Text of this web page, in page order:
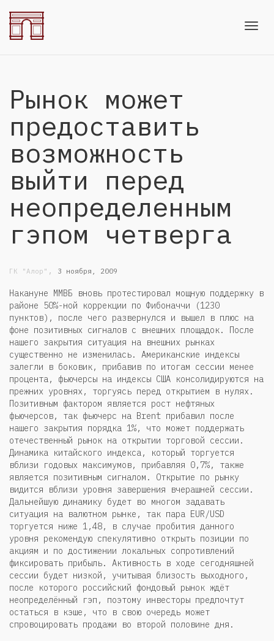
Рынок может
предоставить
возможность
выйти перед
неопределенным
гэпом четверга
ГК "Алор" , 3 ноября, 2009
Накануне ММВБ вновь протестировал мощную поддержку в
районе 50%-ной коррекции по Фибоначчи (1230
пунктов), после чего развернулся и вышел в плюс на
фоне позитивных сигналов с внешних площадок. После
нашего закрытия ситуация на внешних рынках
существенно не изменилась. Американские индексы
залегли в боковик, прибавив по итогам сессии менее
процента, фьючерсы на индексы США консолидируются на
прежних уровнях, торгуясь перед открытием в нулях.
Позитивным фактором является рост нефтяных
фьючерсов, так фьючерс на Brent прибавил после
нашего закрытия порядка 1%, что может поддержать
отечественный рынок на открытии торговой сессии.
Динамика китайского индекса, который торгуется
вблизи годовых максимумов, прибавляя 0,7%, также
является позитивным сигналом. Открытие по рынку
видится вблизи уровня завершения вчерашней сессии.
Дальнейшую динамику будет во многом задавать
ситуация на валютном рынке, так пара EUR/USD
торгуется ниже 1,48, в случае пробития данного
уровня рекомендую спекулятивно открыть позиции по
акциям и по достижении локальных сопротивлений
фиксировать прибыль. Активность в ходе сегодняшней
сессии будет низкой, учитывая близость выходного,
после которого российский фондовый рынок ждёт
неопределённый гэп, поэтому инвесторы предпочтут
остаться в кэше, что в свою очередь может
спровоцировать продажи во второй половине дня.